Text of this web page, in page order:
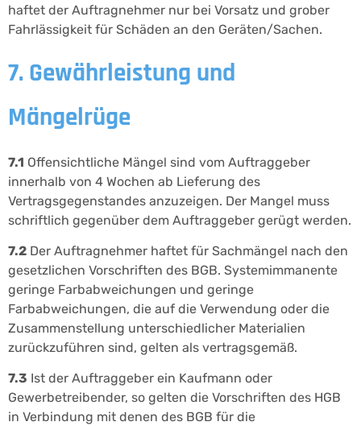
haftet der Auftragnehmer nur bei Vorsatz und grober
Fahrlässigkeit für Schäden an den Geräten/Sachen.
7. Gewährleistung und
Mängelrüge
7.1 Offensichtliche Mängel sind vom Auftraggeber
innerhalb von 4 Wochen ab Lieferung des
Vertragsgegenstandes anzuzeigen. Der Mangel muss
schriftlich gegenüber dem Auftraggeber gerügt werden.
7.2 Der Auftragnehmer haftet für Sachmängel nach den
gesetzlichen Vorschriften des BGB. Systemimmanente
geringe Farbabweichungen und geringe
Farbabweichungen, die auf die Verwendung oder die
Zusammenstellung unterschiedlicher Materialien
zurückzuführen sind, gelten als vertragsgemäß.
7.3 Ist der Auftraggeber ein Kaufmann oder
Gewerbetreibender, so gelten die Vorschriften des HGB
in Verbindung mit denen des BGB für die